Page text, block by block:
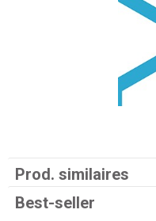
Prod. similaires
Best-seller